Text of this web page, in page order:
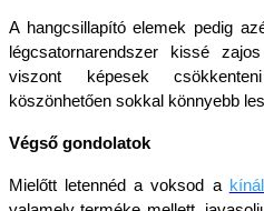
A hangcsillapító elemek pedig
légcsatornarendszer kissé
viszont képesek
köszönhetően sokkal könnyebb
Végső gondolatok
Mielőtt letennéd a voksod a